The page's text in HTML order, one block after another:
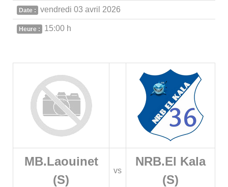
Date : vendredi 03 avril 2026
Heure : 15:00 h
MB.Laouinet
(S)
vs
NRB.El Kala
(S)